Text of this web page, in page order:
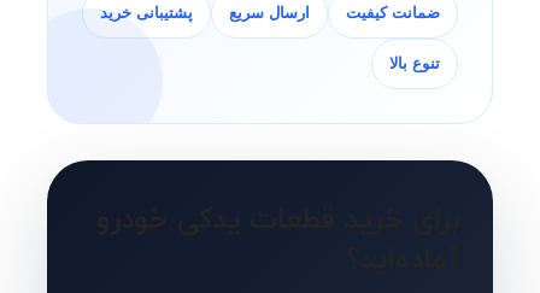
ضمانت کیفیت ارسال سریع پشتیبانی خرید
تنوع بالا